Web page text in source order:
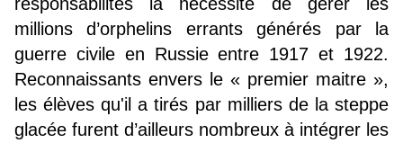
millions d’orphelins errants générés par la
guerre civile en Russie entre 1917 et 1922.
Reconnaissants envers le « premier maitre »,
les élèves qu'il a tirés par milliers de la steppe
glacée furent d’ailleurs nombreux à intégrer les